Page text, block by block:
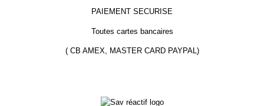
PAIEMENT SECURISE
Toutes cartes bancaires
( CB AMEX, MASTER CARD PAYPAL)